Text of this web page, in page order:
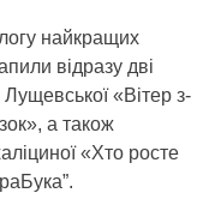
найкращих
відразу дві
Лущевської «Вітер з-
а також
«Хто росте